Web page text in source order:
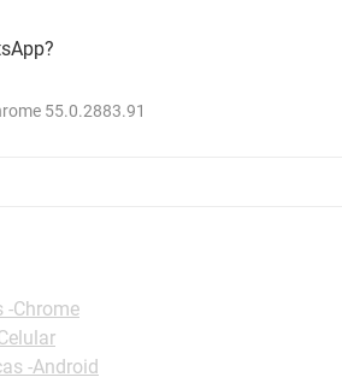
55.0.2883.91
-Chrome
-Android